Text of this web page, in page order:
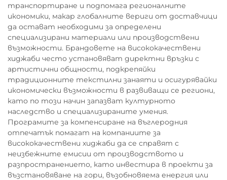
транспортиране и подпомага регионалните
икономики, макар глобалните вериги от доставчици
да остават необходими за определени
специализирани материали или производствени
възможности. Брандовете на висококачествени
хиджаби често установяват директни връзки с
артистични общности, подкрепяйки
традиционните текстилни занаяти и осигурявайки
икономически възможности в развиващи се региони,
като по този начин запазват културното
наследство и специализираните умения.
Програмите за компенсиране на въглеродния
отпечатък помагат на компаниите за
висококачествени хиджаби да се справят с
неизбежните емисии от производството и
разпространението, като инвестира в проекти за
възстановяване на гори, възобновяема енергия или